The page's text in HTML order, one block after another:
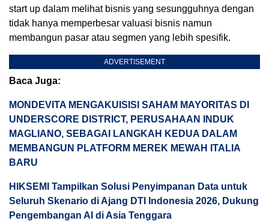
start up dalam melihat bisnis yang sesungguhnya dengan
tidak hanya memperbesar valuasi bisnis namun
membangun pasar atau segmen yang lebih spesifik.
ADVERTISEMENT
Baca Juga:
MONDEVITA MENGAKUISISI SAHAM MAYORITAS DI
UNDERSCORE DISTRICT, PERUSAHAAN INDUK
MAGLIANO, SEBAGAI LANGKAH KEDUA DALAM
MEMBANGUN PLATFORM MEREK MEWAH ITALIA
BARU
HIKSEMI Tampilkan Solusi Penyimpanan Data untuk
Seluruh Skenario di Ajang DTI Indonesia 2026, Dukung
Pengembangan AI di Asia Tenggara